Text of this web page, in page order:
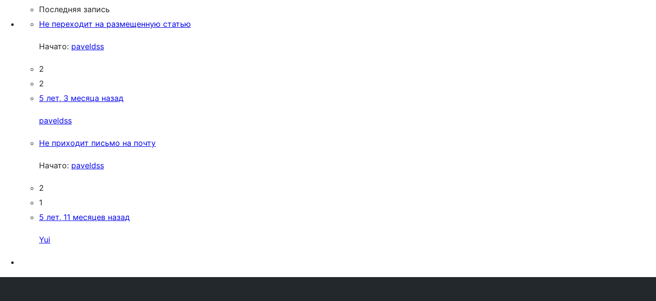
Последняя запись
Не переходит на размещенную статью
Начато: paveldss
2
2
5 лет, 3 месяца назад
paveldss
Не приходит письмо на почту
Начато: paveldss
2
1
5 лет, 11 месяцев назад
Yui